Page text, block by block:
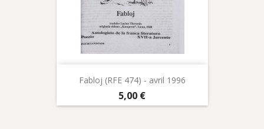
Fabloj (RFE 474) - avril 1996
Prix
5,00 €